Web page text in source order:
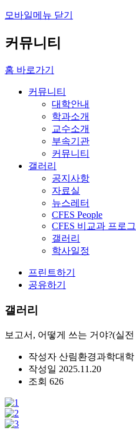
모바일메뉴 닫기
커뮤니티
홈 바로가기
커뮤니티
대학안내
학과소개
교수소개
부속기관
커뮤니티
갤러리
공지사항
자료실
뉴스레터
CFES People
CFES 비교과 프로
갤러리
학사일정
프린트하기
공유하기
갤러리
보고서, 어떻게 쓰는 거야?(실
작성자 산림환경과학대학
작성일 2025.11.20
조회 626